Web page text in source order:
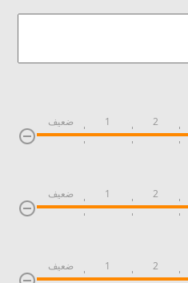
ضعیف 1 2
ضعیف 1 2
ضعیف 1 2